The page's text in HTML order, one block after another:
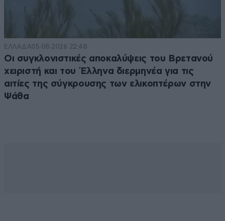
ΕΛΛΑΔΑ05·08·2026 22:48
Οι συγκλονιστικές αποκαλύψεις του Βρετανού
χειριστή και του Έλληνα διερμηνέα για τις
αιτίες της σύγκρουσης των ελικοπτέρων στην
Ψάθα